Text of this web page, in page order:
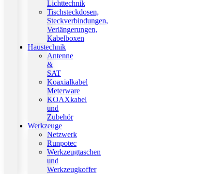
Lichttechnik
Tischsteckdosen,
Steckverbindungen,
Verlängerungen,
Kabelboxen
Haustechnik
Antenne
&
SAT
Koaxialkabel
Meterware
KOAXkabel
und
Zubehör
Werkzeuge
Netzwerk
Runpotec
Werkzeugtaschen
und
Werkzeugkoffer